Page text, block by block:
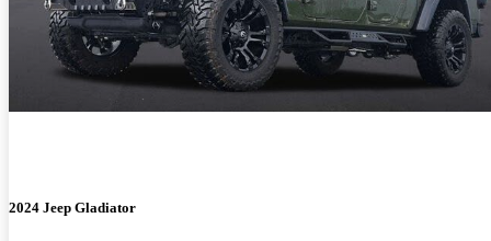
2024 Jeep Gladiator